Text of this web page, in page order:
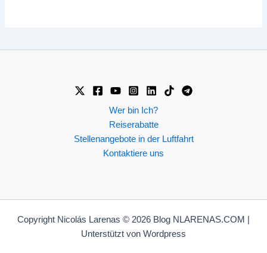
Wer bin Ich?
Reiserabatte
Stellenangebote in der Luftfahrt
Kontaktiere uns
Copyright Nicolás Larenas © 2026 Blog NLARENAS.COM |
Unterstützt von Wordpress